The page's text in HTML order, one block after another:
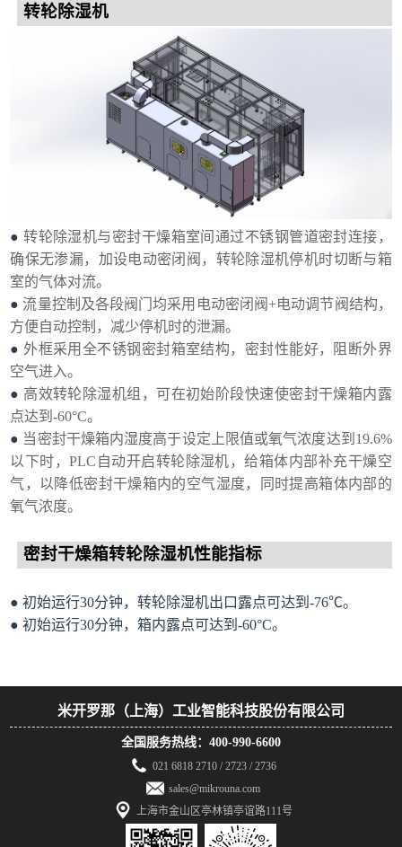
转轮除湿机
● 转轮除湿机与密封干燥箱室间通过不锈钢管道密封连接，
确保无渗漏，加设电动密闭阀，转轮除湿机停机时切断与箱
室的气体对流。
● 流量控制及各段阀门均采用电动密闭阀+电动调节阀结构，
方便自动控制，减少停机时的泄漏。
● 外框采用全不锈钢密封箱室结构，密封性能好，阻断外界
空气进入。
● 高效转轮除湿机组，可在初始阶段快速使密封干燥箱内露
点达到-60°C。
● 当密封干燥箱内湿度高于设定上限值或氧气浓度达到19.6%
以下时，PLC自动开启转轮除湿机，给箱体内部补充干燥空
气，以降低密封干燥箱内的空气湿度，同时提高箱体内部的
氧气浓度。
密封干燥箱转轮除湿机性能指标
● 初始运行30分钟，转轮除湿机出口露点可达到-76℃。
● 初始运行30分钟，箱内露点可达到-60°C。
米开罗那（上海）工业智能科技股份有限公司
全国服务热线：400-990-6600
021 6818 2710 / 2723 / 2736
sales@mikrouna.com
上海市金山区亭林镇亭谊路111号